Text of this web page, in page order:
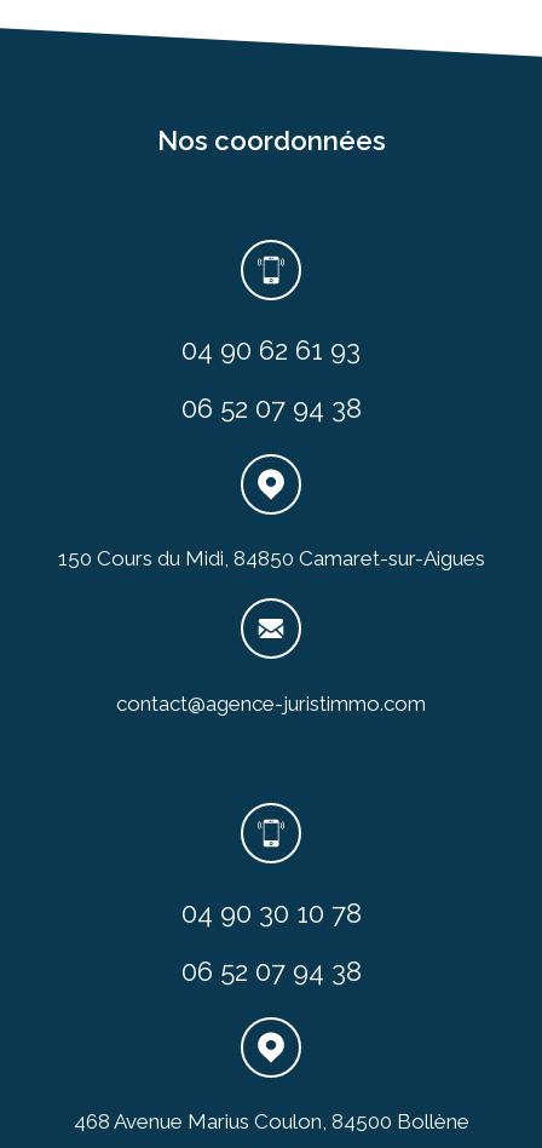
nos coordonnées
04 90 62 61 93
06 52 07 94 38
150 Cours du Midi, 84850 Camaret-sur-Aigues
contact@agence-juristimmo.com
04 90 30 10 78
06 52 07 94 38
468 Avenue Marius Coulon, 84500 Bollène